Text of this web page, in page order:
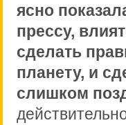
ясно
прессу,
сделать
планету, и
слишком